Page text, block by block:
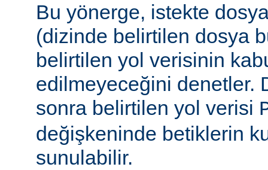
Bu yönerge, istekte
(dizinde belirtilen dosya
belirtilen yol verisinin
edilmeyeceğini denetler.
sonra belirtilen yol verisi
değişkeninde betiklerin
sunulabilir.